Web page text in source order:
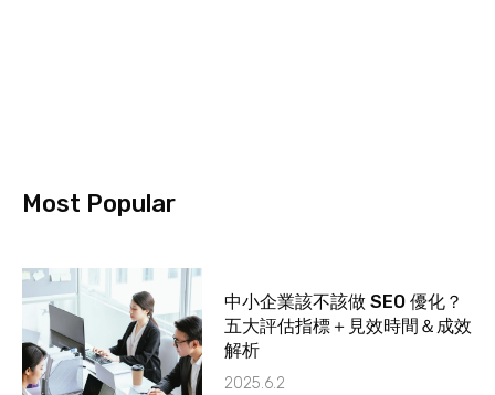
Most Popular
中小企業該不該做 SEO 優化？
五大評估指標＋見效時間＆成效
解析
2025.6.2